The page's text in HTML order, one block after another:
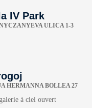
IV Park
ULICA 1-3
HERMANNA BOLLEA 27
à ciel ouvert